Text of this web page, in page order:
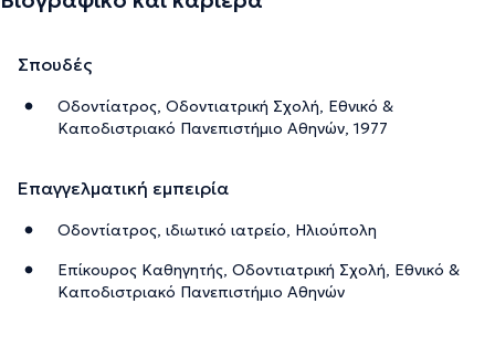
Σπουδές
Οδοντίατρος, Οδοντιατρική Σχολή, Εθνικό &
Καποδιστριακό Πανεπιστήμιο Αθηνών, 1977
Επαγγελματική εμπειρία
Οδοντίατρος, ιδιωτικό ιατρείο, Ηλιούπολη
Επίκουρος Καθηγητής, Οδοντιατρική Σχολή, Εθνικό &
Καποδιστριακό Πανεπιστήμιο Αθηνών